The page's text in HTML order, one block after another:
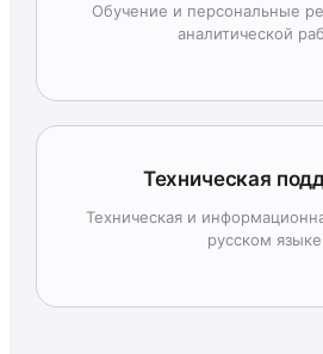
Обучение и персональные
аналитической
Техническая
Техническая и
русском языке.